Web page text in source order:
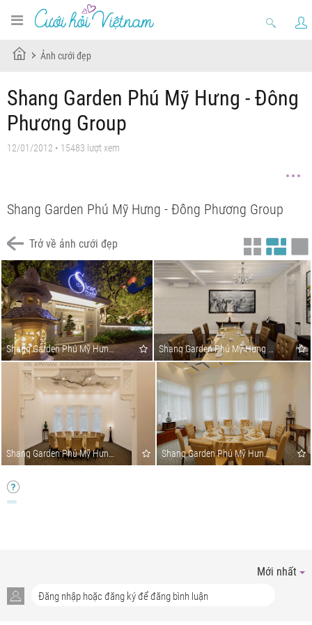
Ảnh cưới đẹp
Shang Garden Phú Mỹ Hưng - Đông
Phương Group
12/01/2012 • 15483 lượt xem
Shang Garden Phú Mỹ Hưng - Đông Phương Group
Trở về ảnh cưới đẹp
Shang Garden Phú Mỹ Hưng - Đông Phương Group Shang Garden Phú Mỹ Hưng - Đông Phương Group
Shang Garden Phú Mỹ Hưng - Đông Phương Group
Mới nhất